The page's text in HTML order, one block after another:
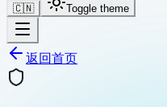
🇨🇳 Toggle theme
返回首页